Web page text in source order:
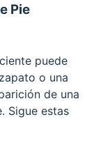
Pie
puede
o una
de una
Sigue estas